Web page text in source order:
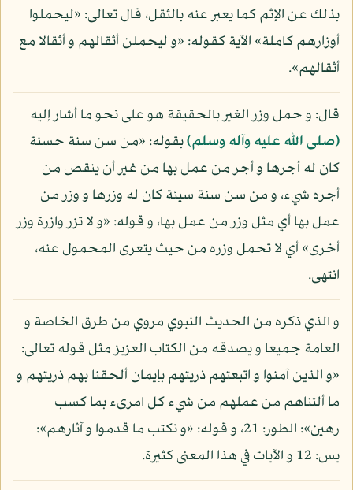
بذلك عن الإثم كما يعبر عنه بالثقل، قال تعالى: «ليحملوا
أوزارهم كاملة» الآية كقوله: «و ليحملن أثقالهم و أثقالا مع
أثقالهم».
قال: و حمل وزر الغير بالحقيقة هو على نحو ما أشار إليه
(صلى الله عليه وآله وسلم)بقوله: «من سن سنة حسنة
كان له أجرها و أجر من عمل بها من غير أن ينقص من
أجره شيء، و من سن سنة سيئة كان له وزرها و وزر من
عمل بها أي مثل وزر من عمل بها، و قوله: «و لا تزر وازرة وزر
أخرى» أي لا تحمل وزره من حيث يتعرى المحمول عنه،
انتهى.
و الذي ذكره من الحديث النبوي مروي من طرق الخاصة و
العامة جميعا و يصدقه من الكتاب العزيز مثل قوله تعالى:
«و الذين آمنوا و اتبعتهم ذريتهم بإيمان ألحقنا بهم ذريتهم و
ما ألتناهم من عملهم من شيء كل امرىء بما كسب
رهين»: الطور: 21، و قوله: «و نكتب ما قدموا و آثارهم»:
يس: 12 و الآيات في هذا المعنى كثيرة.